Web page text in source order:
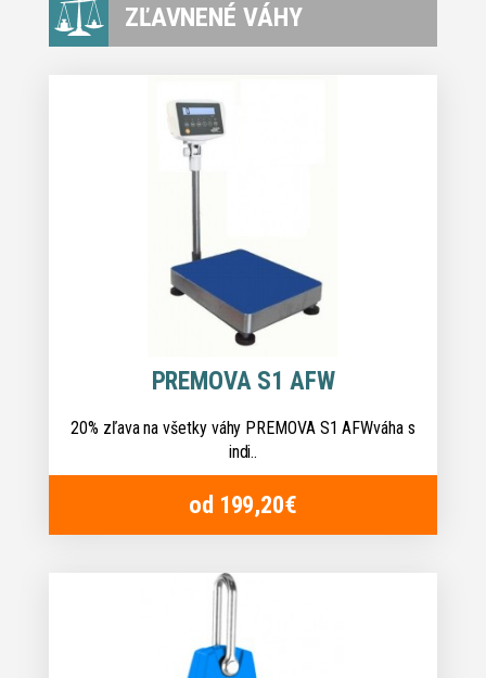
ZĽAVNENÉ VÁHY
PREMOVA S1 AFW
20% zľava na všetky váhy PREMOVA S1 AFWváha s
indi..
od 199,20€